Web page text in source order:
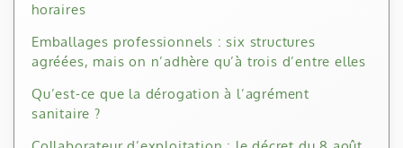
horaires
Emballages professionnels : six structures
agréées, mais on n’adhère qu’à trois d’entre elles
Qu’est-ce que la dérogation à l’agrément
sanitaire ?